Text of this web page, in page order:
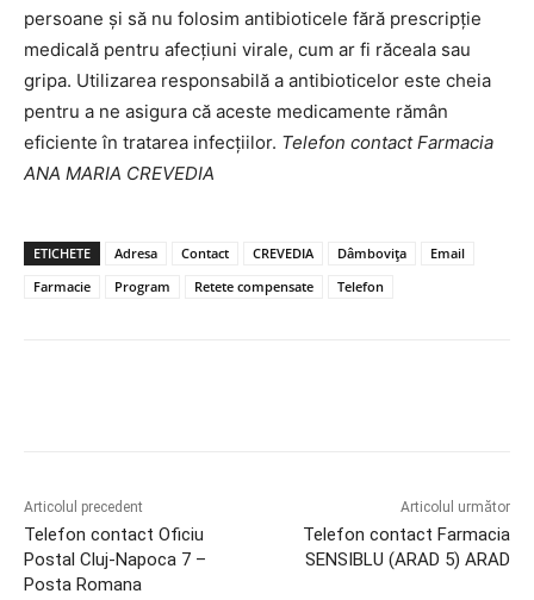
persoane și să nu folosim antibioticele fără prescripție
medicală pentru afecțiuni virale, cum ar fi răceala sau
gripa. Utilizarea responsabilă a antibioticelor este cheia
pentru a ne asigura că aceste medicamente rămân
eficiente în tratarea infecțiilor. Telefon contact Farmacia
ANA MARIA CREVEDIA
ETICHETE Adresa Contact CREVEDIA Dâmbovița
Email
Farmacie
Program Retete compensate Telefon
Articolul precedent
Telefon contact Oficiu
Postal Cluj-Napoca 7 –
Posta Romana
Articolul următor
Telefon contact Farmacia
SENSIBLU (ARAD 5) ARAD